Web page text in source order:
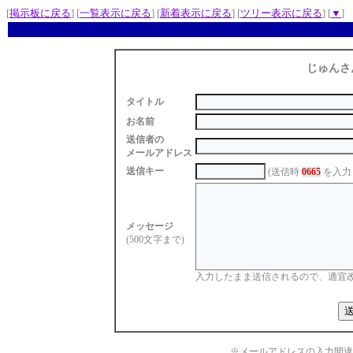
[掲示板に戻る] [一覧表示に戻る] [新着表示に戻る] [ツリー表示に戻る] [▼ ]
じゅん
タイトル
お名前
送信者の
メールアドレス
送信キー
(送信時 0665を入力
メッセージ
(500文字まで)
入力したまま送信されるので、適宜